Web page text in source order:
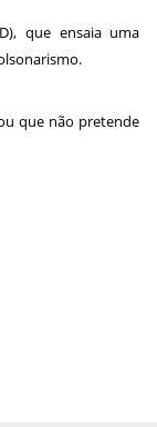
que ensaia uma
que não pretende